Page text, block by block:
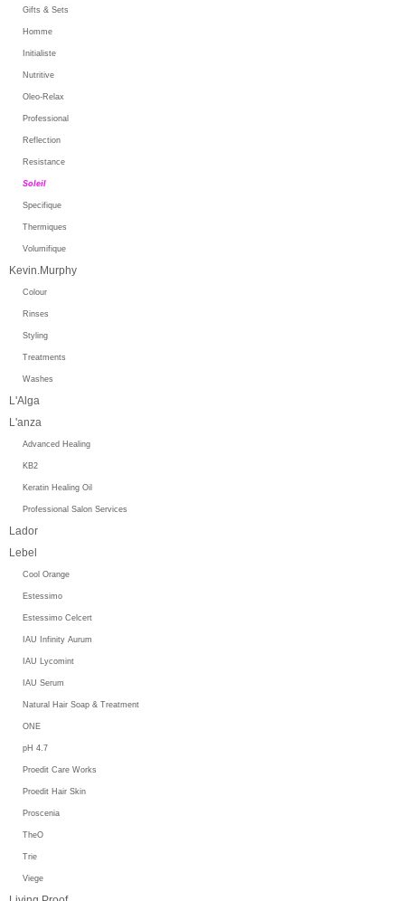
Gifts & Sets
Homme
Initialiste
Nutritive
Oleo-Relax
Professional
Reflection
Resistance
Soleil
Specifique
Thermiques
Volumifique
Kevin.Murphy
Colour
Rinses
Styling
Treatments
Washes
L'Alga
L'anza
Advanced Healing
KB2
Keratin Healing Oil
Professional Salon Services
Lador
Lebel
Cool Orange
Estessimo
Estessimo Celcert
IAU Infinity Aurum
IAU Lycomint
IAU Serum
Natural Hair Soap & Treatment
ONE
pH 4.7
Proedit Care Works
Proedit Hair Skin
Proscenia
TheO
Trie
Viege